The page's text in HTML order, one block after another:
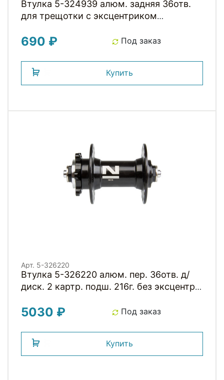
Втулка 5-324939 алюм. задняя 36отв.
для трещотки с эксцентриком
690 ₽ Под заказ
Купить
Арт. 5-326220
Втулка 5-326220 алюм. пер. 36отв. д/
диск. 2 картр. подш. 216г. без эксцентр.
5030 ₽ Под заказ
Купить